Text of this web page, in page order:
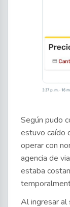
Según pudo
estuvo caído
operar con
agencia de
estaba
Al ingresar al